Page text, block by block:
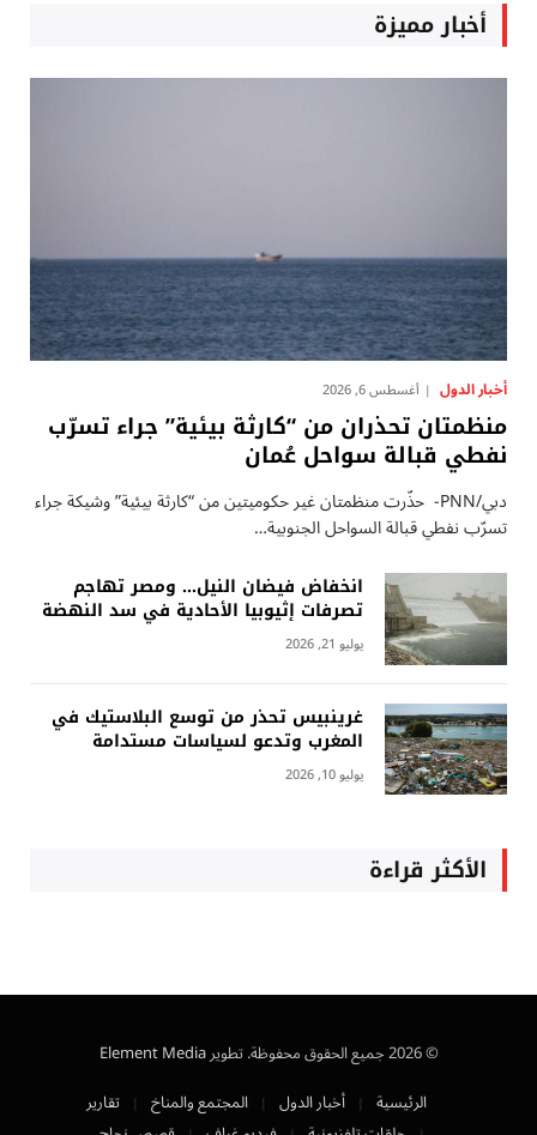
أخبار مميزة
أخبار الدول أغسطس 6, 2026
منظمتان تحذران من “كارثة بيئية” جراء تسرّب
نفطي قبالة سواحل عُمان
دبي/PNN- حذّرت منظمتان غير حكوميتين من “كارثة بيئية” وشيكة جراء
تسرّب نفطي قبالة السواحل الجنوبية…
انخفاض فيضان النيل… ومصر تهاجم
تصرفات إثيوبيا الأحادية في سد النهضة
يوليو 21, 2026
غرينبيس تحذر من توسع البلاستيك في
المغرب وتدعو لسياسات مستدامة
يوليو 10, 2026
الأكثر قراءة
© 2026 جميع الحقوق محفوظة. تطوير
Element Media
الرئيسية
أخبار الدول المجتمع والمناخ
تقارير